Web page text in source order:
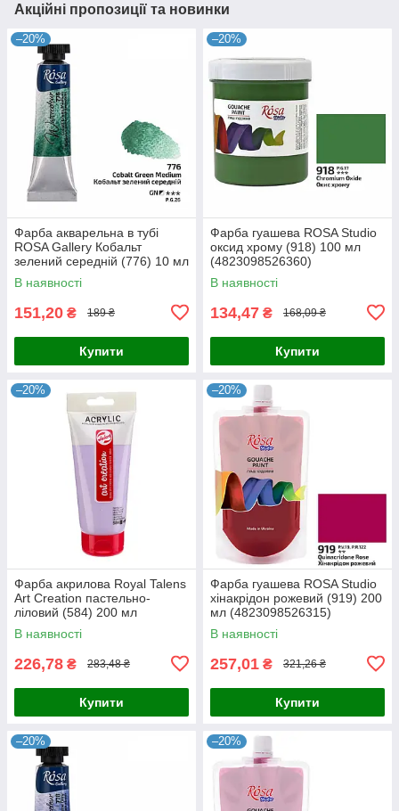
Акційні пропозиції та новинки
–20%
Фарба акварельна в тубі
ROSA Gallery Кобальт
зелений середній (776) 10 мл
(4823098541059)
В наявності
151,20 ₴ 189 ₴
Купити
–20%
Фарба гуашева ROSA Studio
оксид хрому (918) 100 мл
(4823098526360)
В наявності
134,47 ₴ 168,09 ₴
Купити
–20%
Фарба акрилова Royal Talens
Art Creation пастельно-
ліловий (584) 200 мл
(8712079510589)
В наявності
226,78 ₴ 283,48 ₴
Купити
–20%
Фарба гуашева ROSA Studio
хінакрідон рожевий (919) 200
мл (4823098526315)
В наявності
257,01 ₴ 321,26 ₴
Купити
–20% –20%